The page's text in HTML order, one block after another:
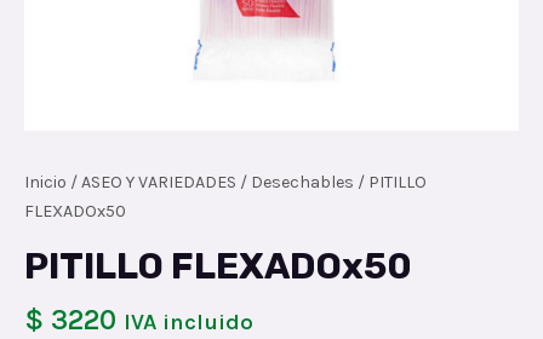
Inicio /ASEO Y VARIEDADES / Desechables / PITILLO
FLEXADOx50
PITILLO FLEXADOx50
$ 3220 IVA incluido